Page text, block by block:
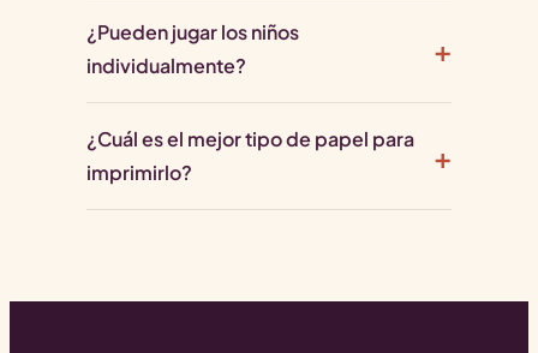
¿Pueden jugar los niños
individualmente?
¿Cuál es el mejor tipo de papel para
imprimirlo?